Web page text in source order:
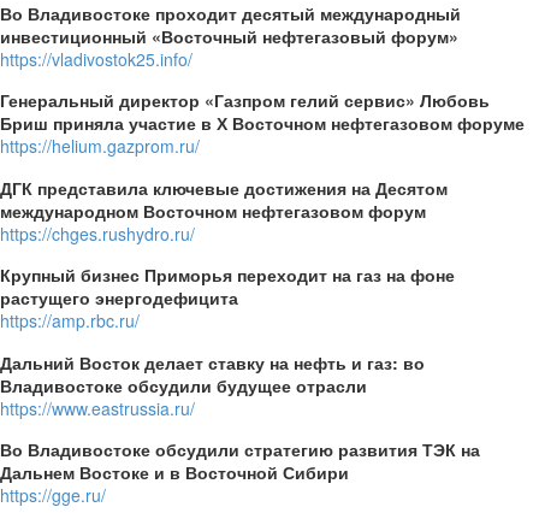
Во Владивостоке проходит десятый международный
инвестиционный «Восточный нефтегазовый форум»
https://vladivostok25.info/
Генеральный директор «Газпром гелий сервис» Любовь
Бриш приняла участие в Х Восточном нефтегазовом форуме
https://helium.gazprom.ru/
ДГК представила ключевые достижения на Десятом
международном Восточном нефтегазовом форум
https://chges.rushydro.ru/
Крупный бизнес Приморья переходит на газ на фоне
растущего энергодефицита
https://amp.rbc.ru/
Дальний Восток делает ставку на нефть и газ: во
Владивостоке обсудили будущее отрасли
https://www.eastrussia.ru/
Во Владивостоке обсудили стратегию развития ТЭК на
Дальнем Востоке и в Восточной Сибири
https://gge.ru/